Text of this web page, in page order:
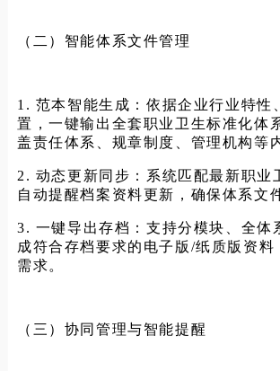
（二）智能体系文件管理
1. 范本智能生成：依据企业行业特性
置，一键输出全套职业卫生标准化体
盖责任体系、规章制度、管理机构等
2. 动态更新同步：系统匹配最新职业
自动提醒档案资料更新，确保体系文
3. 一键导出存档：支持分模块、全体
成符合存档要求的电子版/纸质版资料
需求。
（三）协同管理与智能提醒